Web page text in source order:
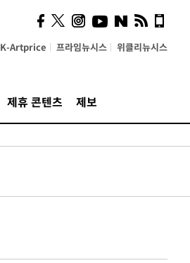
K-Artprice 프라임뉴시스 위클리뉴시스
제휴 콘텐츠 제보
의견, 국토부·LH에 충실히
전달할 것"